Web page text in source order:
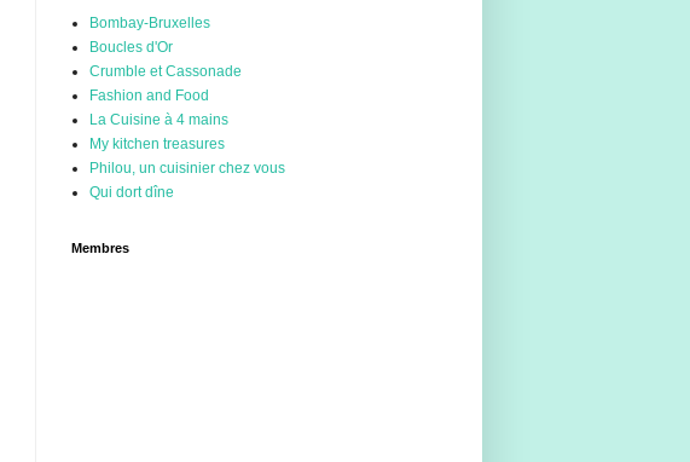
Bombay-Bruxelles
Boucles d'Or
Crumble et Cassonade
Fashion and Food
La Cuisine à 4 mains
My kitchen treasures
Philou, un cuisinier chez vous
Qui dort dîne
Membres